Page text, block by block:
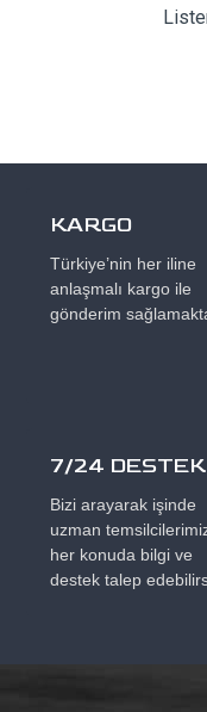
KARGO
Türkiye’nin her iline
anlaşmalı kargo ile
gönderim
7/24 DESTEK
Bizi arayarak işinde
uzman
her konuda bilgi ve
destek talep